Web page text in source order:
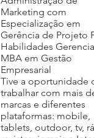
Marketing com
Especialização em
Gerência de Projeto
Habilidades
MBA em Gestão
Empresarial
Tive a oportunidade
trabalhar com mais
marcas e diferentes
plataformas: mobile,
tablets, outdoor, tv,